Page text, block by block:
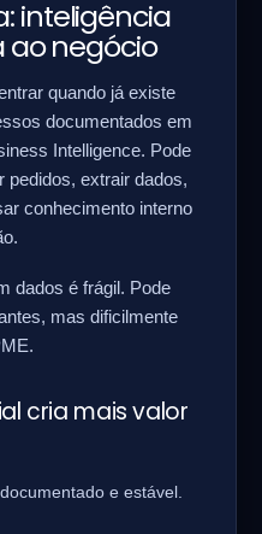
inteligência
ao negócio
quando já existe
documentados em
Intelligence. Pode
pedidos, extrair dados,
conhecimento interno
dados é frágil. Pode
mas dificilmente
cria mais valor
e estável.